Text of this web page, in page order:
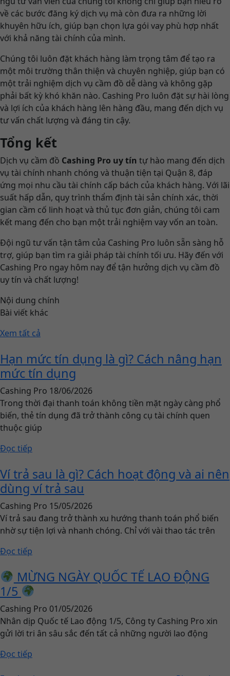
về các bước đăng ký dịch vụ mà còn đưa ra những lời
khuyên hữu ích, giúp bạn chọn lựa gói vay phù hợp nhất
với khả năng tài chính của mình.
Chúng tôi luôn đặt khách hàng làm trọng tâm để tạo ra
một môi trường thân thiện và chuyên nghiệp, giúp bạn có
một trải nghiệm dịch vụ cầm đồ dễ dàng và không gặp
phải bất kỳ khó khăn nào. Cashing Pro luôn đặt sự hài lòng
và lợi ích của khách hàng lên hàng đầu, mang đến dịch vụ
tư vấn chất lượng và đáng tin cậy.
Tổng kết
Dịch vụ cầm đồ Cashing Pro uy tín tự hào mang đến dịch
vụ tài chính nhanh chóng và thuận tiện tại Quận 8, đáp
ứng mọi nhu cầu tài chính cấp bách của khách hàng. Với lãi
suất hấp dẫn, quy trình thẩm định tài sản chính xác, thời
gian cầm cố linh hoạt và thủ tục đơn giản, chúng tôi cam
kết mang đến cho bạn một trải nghiệm vay vốn an toàn.
Đội ngũ tư vấn tận tâm của Cashing Pro luôn sẵn sàng hỗ
trợ, giúp bạn tìm ra giải pháp tài chính tối ưu. Hãy đến với
Cashing Pro ngay hôm nay để tận hưởng dịch vụ cầm đồ
uy tín và chất lượng!
Nội dung chính
Bài viết khác
Xem tất cả
Hạn mức tín dụng là gì? Cách nâng hạn
mức tín dụng
Cashing Pro 18/06/2026
Trong thời đại thanh toán không tiền mặt ngày càng phổ
biến, thẻ tín dụng đã trở thành công cụ tài chính quen
thuộc giúp
Đọc tiếp
Ví trả sau là gì? Cách hoạt động và ai nên
dùng ví trả sau
Cashing Pro 15/05/2026
Ví trả sau đang trở thành xu hướng thanh toán phổ biến
nhờ sự tiện lợi và nhanh chóng. Chỉ với vài thao tác trên
Đọc tiếp
MỪNG NGÀY QUỐC TẾ LAO ĐỘNG
1/5
Cashing Pro 01/05/2026
Nhân dịp Quốc tế Lao động 1/5, Công ty Cashing Pro xin
gửi lời tri ân sâu sắc đến tất cả những người lao động
Đọc tiếp